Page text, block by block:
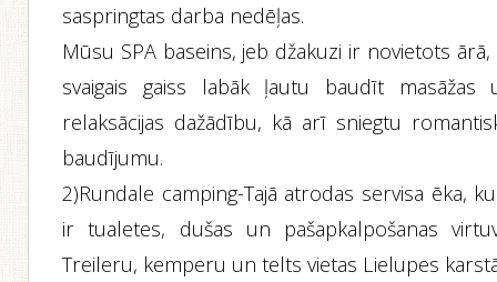
saspringtas darba nedēļas.
Mūsu SPA baseins, jeb džakuzi ir novietots ārā,
svaigais gaiss labāk ļautu baudīt masāžas
relaksācijas dažādību, kā arī sniegtu
baudījumu.
2)Rundale camping-Tajā atrodas servisa ēka,
ir tualetes, dušas un pašapkalpošanas
Treileru, kemperu un telts vietas Lielupes